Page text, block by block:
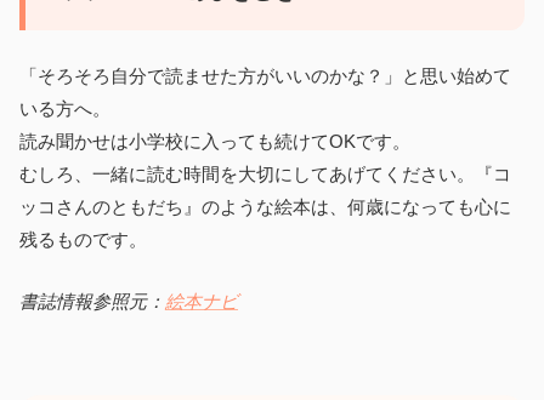
「そろそろ自分で読ませた方がいいのかな？」と思い始めて
いる方へ。
読み聞かせは小学校に入っても続けてOKです。
むしろ、一緒に読む時間を大切にしてあげてください。『コ
ッコさんのともだち』のような絵本は、何歳になっても心に
残るものです。
書誌情報参照元： 絵本ナビ